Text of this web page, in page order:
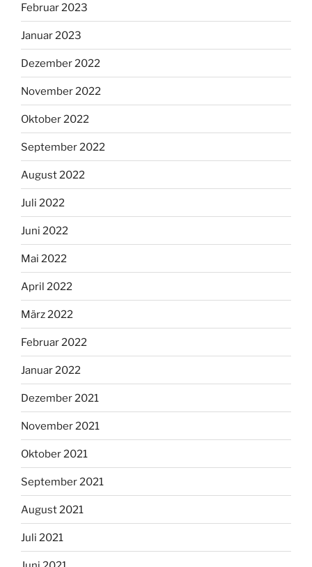
Februar 2023
Januar 2023
Dezember 2022
November 2022
Oktober 2022
September 2022
August 2022
Juli 2022
Juni 2022
Mai 2022
April 2022
März 2022
Februar 2022
Januar 2022
Dezember 2021
November 2021
Oktober 2021
September 2021
August 2021
Juli 2021